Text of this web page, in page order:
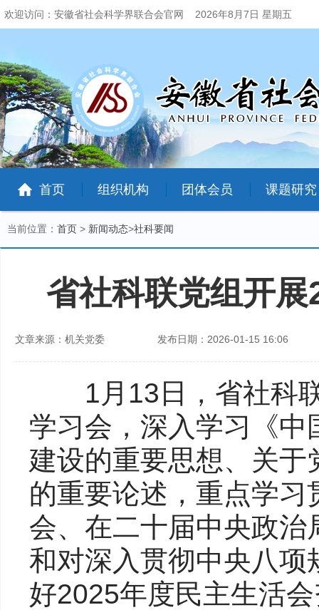
欢迎访问：安徽省社会科学界联合会官网 2026年8月7日 星期五
首页 组织机构 团体会员 课题研究
当前位置： 首页 > 新闻动态>社科要闻
省社科联党组开
文章来源：机关党委 发布日期：2026-01-15 16:06
1月13日，省社科联
学习会，深入学习《
建设的重要思想、关
的重要论述，重点学
会、在二十届中央政
和对深入贯彻中央八
好2025年度民主生活